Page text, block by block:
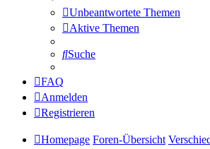
Unbeantwortete Themen
Aktive Themen
Suche
FAQ
Anmelden
Registrieren
Homepage Foren-Übersicht